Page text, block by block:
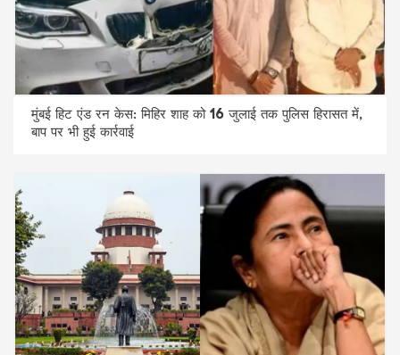
मुंबई हिट एंड रन केस: मिहिर शाह को 16 जुलाई तक पुलिस हिरासत में,
बाप पर भी हुई कार्रवाई